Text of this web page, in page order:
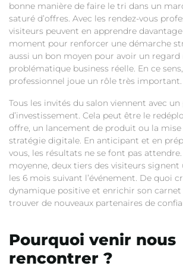
bonne manière de faire le tri dans un
saturé d’offres. Avec les rendez-vous
visiteurs peuvent en apprendre
moment pour renforcer une démarche
aussi un bon moyen pour avoir un regard
problématique business réelle. En ce
professionnel joue un rôle très important.
Tous les invités du salon viennent avec
d’investissement. Cela peut être le
offre, un lancement de produit ou la mise
stratégie digitale. En anticipant et en
vous, les résultats ne se font pas
moyenne, deux tiers des visiteurs signent
les 6 mois suivant l’événement. De quoi
dynamique positive et enrichir son carnet
trouver de nouveaux partenaires de
Pourquoi venir nous
rencontrer ?